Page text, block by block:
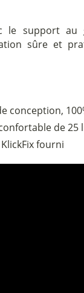
le support au
sûre et
conception,
de 25
fourni